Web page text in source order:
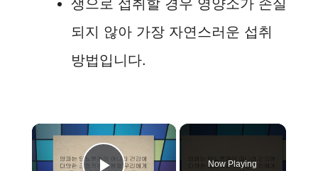
생으로 섭취할 경우 영양소가 손실
되지 않아 가장 자연스러운 섭취
방법입니다.
×
Now Playing